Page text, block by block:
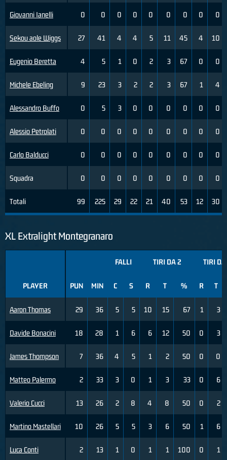
Giovanni Ianelli
Sekou aole Wiggs
Eugenio Beretta
Michele Ebeling
Alessandro Buffo
Alessio Petrolati
Carlo Balducci
Squadra
Totali
0 0 0 0 0 0 0 0 0
27 41 4 4 5 11 45 4 10
4 5 1 0 2 3 67 0 0
9 23 3 2 2 3 67 1 4
0 5 3 0 0 0 0 0 0
0 0 0 0 0 0 0 0 0
0 0 0 0 0 0 0 0 0
0 0 0 0 0 0 0 0 0
99 225 29 22 21 40 53 12 30
XL Extralight Montegranaro
PLAYER
Aaron Thomas
Davide Bonacini
James Thompson
Matteo Palermo
Valerio Cucci
Martino Mastellari
Luca Conti
FALLI TIRI DA 2 TIRI
PUN MIN C S R T % R T
29 36 5 5 10 15 67 1 3
18 28 1 6 6 12 50 0 3
7 36 4 5 1 2 50 0 0
2 33 3 0 1 3 33 0 6
13 26 2 8 4 8 50 0 2
10 26 5 5 3 6 50 1 6
2 13 1 0 1 1 100 0 1